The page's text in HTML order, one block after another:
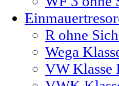
R ohne
Wega
VW Klasse